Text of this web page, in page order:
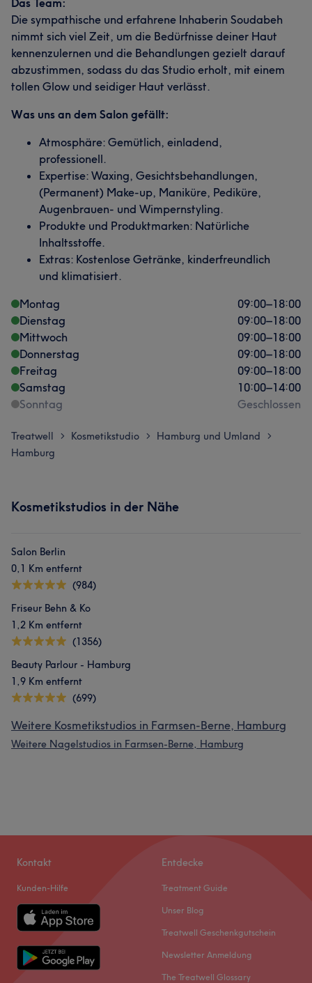
Das Team:
Die sympathische und erfahrene Inhaberin Soudabeh
nimmt sich viel Zeit, um die Bedürfnisse deiner Haut
kennenzulernen und die Behandlungen gezielt darauf
abzustimmen, sodass du das Studio erholt, mit einem
tollen Glow und seidiger Haut verlässt.
Was uns an dem Salon gefällt:
Atmosphäre: Gemütlich, einladend,
professionell.
Expertise: Waxing, Gesichtsbehandlungen,
(Permanent) Make-up, Maniküre, Pediküre,
Augenbrauen- und Wimpernstyling.
Produkte und Produktmarken: Natürliche
Inhaltsstoffe.
Extras: Kostenlose Getränke, kinderfreundlich
und klimatisiert.
Montag
09:00–18:00
Dienstag
09:00–18:00
Mittwoch
09:00–18:00
Donnerstag
09:00–18:00
Freitag
09:00–18:00
Samstag
10:00–14:00
Sonntag
Geschlossen
Treatwell > Kosmetikstudio > Hamburg und Umland >
Hamburg
Kosmetikstudios in der Nähe
Salon Berlin
0,1 Km entfernt
(984)
Friseur Behn & Ko
1,2 Km entfernt
(1356)
Beauty Parlour - Hamburg
1,9 Km entfernt
(699)
Weitere Kosmetikstudios in Farmsen-Berne, Hamburg
Weitere Nagelstudios in Farmsen-Berne, Hamburg
Kontakt
Kunden-Hilfe
Entdecke
Treatment Guide
Unser Blog
Treatwell Geschenkgutschein
Newsletter Anmeldung
The Treatwell Glossary